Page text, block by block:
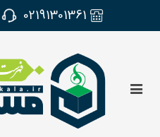
02191301361